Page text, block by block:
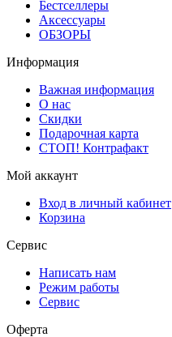
Бестселлеры
Аксессуары
ОБЗОРЫ
Информация
Важная информация
О нас
Скидки
Подарочная карта
СТОП! Контрафакт
Мой аккаунт
Вход в личный кабинет
Корзина
Сервис
Написать нам
Режим работы
Сервис
Оферта